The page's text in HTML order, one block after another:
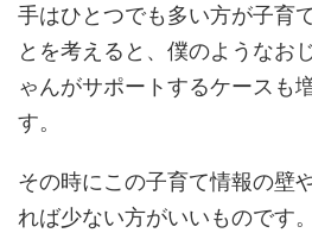
手はひとつでも多い方が子育
とを考えると、僕のようなお
ゃんがサポートするケースも
す。
その時にこの子育て情報の壁
れば少ない方がいいものです。